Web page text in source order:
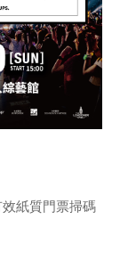
紙質門票掃碼